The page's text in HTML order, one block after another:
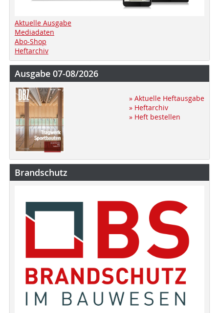
Aktuelle Ausgabe
Mediadaten
Abo-Shop
Heftarchiv
Ausgabe 07-08/2026
» Aktuelle Heftausgabe
» Heftarchiv
» Heft bestellen
Brandschutz